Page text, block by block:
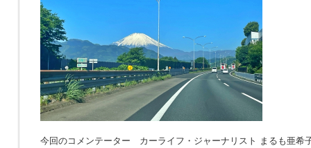
今回のコメンテーター カーライフ・ジャーナリスト まるも亜希